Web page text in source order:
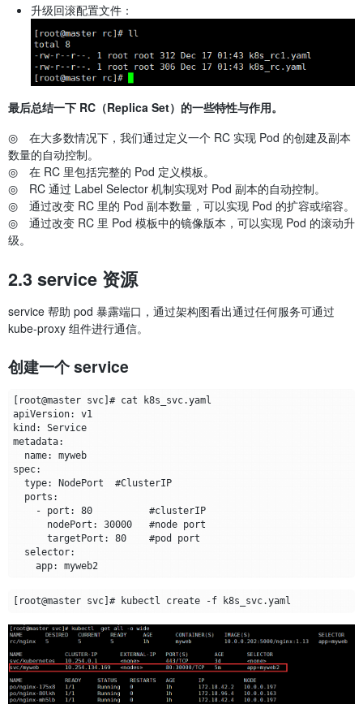
升级回滚配置文件：
最后总结一下 RC（Replica Set）的一些特性与作用。
◎ 在大多数情况下，我们通过定义一个 RC 实现 Pod 的创建及副本
数量的自动控制。
◎ 在 RC 里包括完整的 Pod 定义模板。
◎ RC 通过 Label Selector 机制实现对 Pod 副本的自动控制。
◎ 通过改变 RC 里的 Pod 副本数量，可以实现 Pod 的扩容或缩容。
◎ 通过改变 RC 里 Pod 模板中的镜像版本，可以实现 Pod 的滚动升
级。
2.3 service 资源
service 帮助 pod 暴露端口，通过架构图看出通过任何服务可通过
kube-proxy 组件进行通信。
创建一个 service
kind: Service
  name: myweb
  type: NodePort  #ClusterIP
    - port: 80          #clusterIP